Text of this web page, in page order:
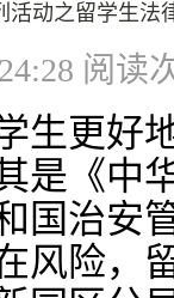
活动之留学生法
阅读
生更好
是《中
国治安
风险，